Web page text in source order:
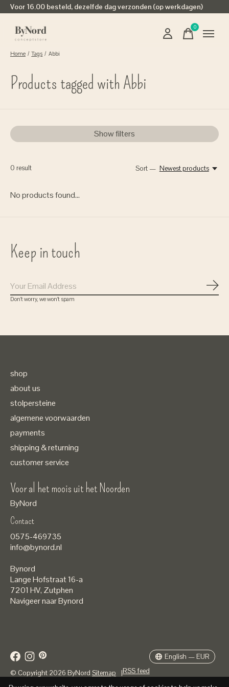
Voor 16.00 besteld, dezelfde dag verzonden (op werkdagen)
0items
Home / Tags / Abbi
Products tagged with Abbi
Show filters
0 result Sort — Newest products
No products found...
Keep in touch
Don’t worry, we won’t spam
shop
about us
stolpersteine
algemene voorwaarden
payments
shipping & returning
customer service
Voor al het moois uit het Noorden
ByNord
Contact
0575-469735
info@bynord.nl
Bynord
Lange Hofstraat 16-a
7201 HV, Zutphen
Navigeer naar Bynord
© Copyright 2026 ByNord Sitemap |RSS feed
English — EUR